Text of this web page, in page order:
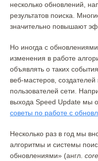
несколько обновлений,
результатов поиска.
значительно повышают
Но иногда с
изменения в работе
объявлять о таких
веб-мастеров, создателей
пользователей сети.
выхода Speed Update мы
советы по работе с
Несколько раз в год мы
алгоритмы и системы
обновлениями» (англ.